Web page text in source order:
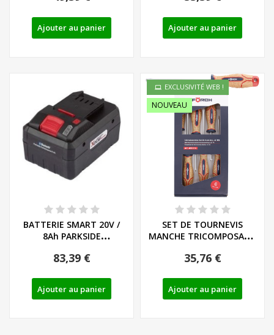
Ajouter au panier Ajouter au panier
BATTERIE SMART 20V /
8Ah PARKSIDE
A1...
83,39 €
Ajouter au panier
EXCLUSIVITÉ WEB !
NOUVEAU
SET DE TOURNEVIS
MANCHE TRICOMPOSANT
35,76 €
Ajouter au panier